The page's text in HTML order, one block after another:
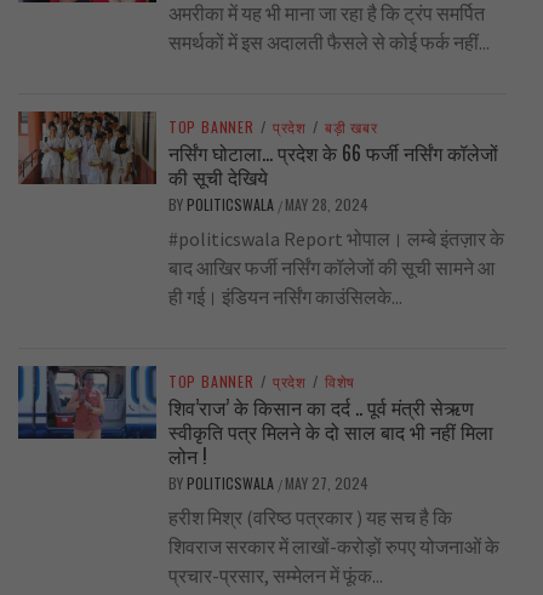
अमरीका में यह भी माना जा रहा है कि ट्रंप समर्पित
समर्थकों में इस अदालती फैसले से कोई फर्क नहीं...
TOP BANNER / प्रदेश / बड़ी खबर
नर्सिंग घोटाला… प्रदेश के 66 फर्जी नर्सिंग कॉलेजों
की सूची देखिये
BY POLITICSWALA / MAY 28, 2024
#politicswala Report भोपाल। लम्बे इंतज़ार के
बाद आखिर फर्जी नर्सिंग कॉलेजों की सूची सामने आ
ही गई। इंडियन नर्सिंग काउंसिलके...
TOP BANNER / प्रदेश / विशेष
शिव’राज’ के किसान का दर्द .. पूर्व मंत्री सेऋण
स्वीकृति पत्र मिलने के दो साल बाद भी नहीं मिला
लोन !
BY POLITICSWALA / MAY 27, 2024
हरीश मिश्र (वरिष्ठ पत्रकार ) यह सच है कि
शिवराज सरकार में लाखों-करोड़ों रुपए योजनाओं के
प्रचार-प्रसार, सम्मेलन में फूंक...